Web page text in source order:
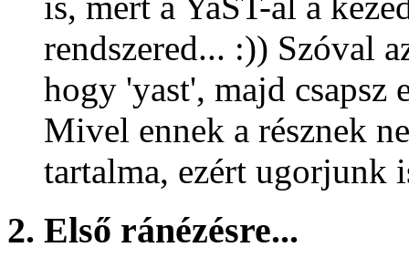
rendszered... :)) Szóval
hogy 'yast', majd csapsz
Mivel ennek a résznek
tartalma, ezért ugorjunk
2. Első ránézésre...